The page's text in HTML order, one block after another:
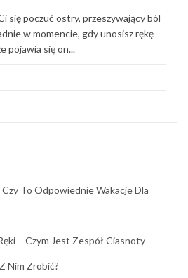
się poczuć ostry, przeszywający ból
w momencie, gdy unosisz rękę
pojawia się on...
To Odpowiednie Wakacje Dla
– Czym Jest Zespół Ciasnoty
Nim Zrobić?